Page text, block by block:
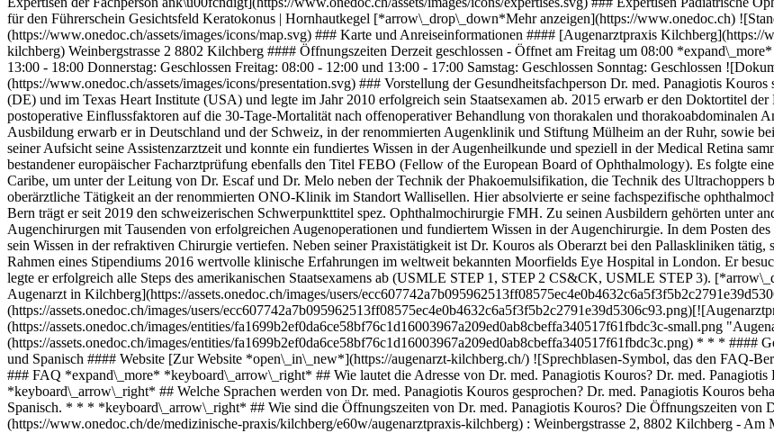
für den Führerschein Gesichtsfeld Keratokonus | Hornhautkegel [*arrow\_drop\_down*Mehr anzeigen](https://www.onedoc.ch)
(https://www.onedoc.ch/assets/images/icons/map.svg) ### Karte und Anreiseinformationen #### [Augenarztpraxis
kilchberg) Weinbergstrasse 2 8802 Kilchberg #### Öffnungszeiten Derzeit geschlossen - Öffnet am Freitag um 08:00
13:00 - 18:00 Donnerstag: Geschlossen Freitag: 08:00 - 12:00 und 13:00 - 17:00 Samstag: Geschlossen Sonntag: Geschlossen
(https://www.onedoc.ch/assets/images/icons/presentation.svg) ### Vorstellung der Gesundheitsfachperson Dr. med. Panagiotis
(DE) und im Texas Heart Institute (USA) und legte im Jahr 2010 erfolgreich sein Staatsexamen ab. 2015 erwarb er den Doktortitel
postoperative Einflussfaktoren auf die 30-Tage-Mortalität nach offenoperativer Behandlung von thorakalen und thorakoabdominalen
Ausbildung erwarb er in Deutschland und der Schweiz, in der renommierten Augenklinik und Stiftung Mülheim an der Ruhr, sowie
seiner Aufsicht seine Assistenzarztzeit und konnte ein fundiertes Wissen in der Augenheilkunde und speziell in der Medical Retina
bestandener europäischer Facharztprüfung ebenfalls den Titel FEBO (Fellow of the European Board of Ophthalmology). Es folgte
Caribe, um unter der Leitung von Dr. Escaf und Dr. Melo neben der Technik der Phakoemulsifikation, die Technik des Ultrachoppers
oberärztliche Tätigkeit an der renommierten ONO-Klinik im Standort Wallisellen. Hier absolvierte er seine fachspezifische
Bern trägt er seit 2019 den schweizerischen Schwerpunkttitel spez. Ophthalmochirurgie FMH. Zu seinen Ausbildern gehörten unter
Augenchirurgen mit Tausenden von erfolgreichen Augenoperationen und fundiertem Wissen in der Augenchirurgie. In dem Posten
sein Wissen in der refraktiven Chirurgie vertiefen. Neben seiner Praxistätigkeit ist Dr. Kouros als Oberarzt bei den Pallaskliniken
Rahmen eines Stipendiums 2016 wertvolle klinische Erfahrungen im weltweit bekannten Moorfields Eye Hospital in London. Er
legte er erfolgreich alle Steps des amerikanischen Staatsexamens ab (USMLE STEP 1, STEP 2 CS&CK, USMLE STEP 3).
Augenarzt in Kilchberg](https://assets.onedoc.ch/images/users/
(https://assets.onedoc.ch/images/users/
(https://assets.onedoc.ch/images/entities/fa1699b2ef0da6ce58bf76c1d16003967a209ed0ab8cbeffa340517f61fbdc3c-small.png
(https://assets.onedoc.ch/images/entities/fa1699b2ef0da6ce58bf76c1d16003967a209ed0ab8cbeffa340517f61fbdc3c.png) * * * ####
und Spanisch #### Website [Zur Website *open\_in\_new*](https://augenarzt-kilchberg.ch/) ![Sprechblasen-Symbol, das den FAQ-
### FAQ *expand\_more* *keyboard\_arrow\_right* ## Wie lautet die Adresse von Dr. med. Panagiotis Kouros? Dr. med.
*keyboard\_arrow\_right* ## Welche Sprachen werden von Dr. med. Panagiotis Kouros gesprochen? Dr. med. Panagiotis Kouros
Spanisch. * * * *keyboard\_arrow\_right* ## Wie sind die Öffnungszeiten von Dr. med. Panagiotis Kouros? Die Öffnungszeiten von
(https://www.onedoc.ch/de/medizinische-praxis/kilchberg/e60w/augenarztpraxis-kilchberg) : Weinbergstrasse 2, 8802 Kilchberg -